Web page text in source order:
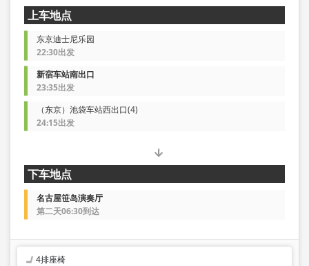
上车地点
东京迪士尼乐园
22:30出发
新宿车站南出口
23:35出发
（东京）池袋车站西出口(4)
24:15出发
下车地点
名古屋笹岛演奏厅
第二天06:30到达
4排座椅